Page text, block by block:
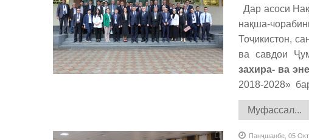
Дар асоси
нақша-
Тоҷикистон,
ва савдои
захира- ва
2018-2028»
Муфассал...
Панҷшанбе, 05